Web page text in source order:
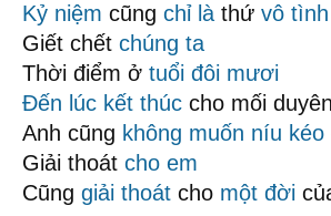
Kỷ niệm cũng chỉ là thứ vô tình
Giết chết chúng ta
Thời điểm ở tuổi đôi mươi
Đến lúc kết thúc cho mối
Anh cũng không muốn níu kéo
Giải thoát cho em
Cũng giải thoát cho một đời